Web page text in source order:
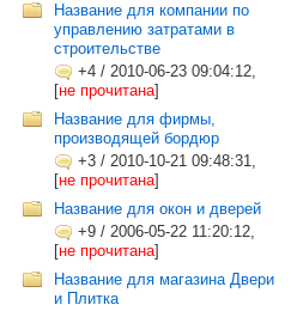
Название для компании по
управлению затратами в
строительстве
+4 / 2010-06-23 09:04:12,
[не прочитана]
Название для фирмы,
производящей бордюр
+3 / 2010-10-21 09:48:31,
[не прочитана]
Название для окон и дверей
+9 / 2006-05-22 11:20:12,
[не прочитана]
Название для магазина Двери
и Плитка